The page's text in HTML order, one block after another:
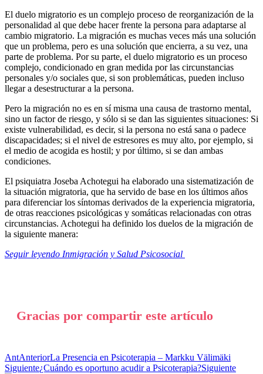
El duelo migratorio es un complejo proceso de reorganización de la
personalidad al que debe hacer frente la persona para adaptarse al
cambio migratorio. La migración es muchas veces más una solución
que un problema, pero es una solución que encierra, a su vez, una
parte de problema. Por su parte, el duelo migratorio es un proceso
complejo, condicionado en gran medida por las circunstancias
personales y/o sociales que, si son problemáticas, pueden incluso
llegar a desestructurar a la persona.
Pero la migración no es en sí misma una causa de trastorno mental,
sino un factor de riesgo, y sólo si se dan las siguientes situaciones: Si
existe vulnerabilidad, es decir, si la persona no está sana o padece
discapacidades; si el nivel de estresores es muy alto, por ejemplo, si
el medio de acogida es hostil; y por último, si se dan ambas
condiciones.
El psiquiatra Joseba Achotegui ha elaborado una sistematización de
la situación migratoria, que ha servido de base en los últimos años
para diferenciar los síntomas derivados de la experiencia migratoria,
de otras reacciones psicológicas y somáticas relacionadas con otras
circunstancias. Achotegui ha definido los duelos de la migración de
la siguiente manera:
Seguir leyendo Inmigración y Salud Psicosocial
Gracias por compartir este artículo
AntAnteriorLa Presencia en Psicoterapia – Markku Välimäki
Siguiente¿Cuándo es oportuno acudir a Psicoterapia?Siguiente